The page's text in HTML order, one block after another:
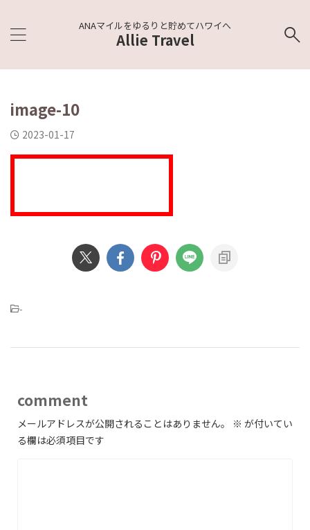
ANAマイルをゆるりと貯めてハワイへ
Allie Travel
image-10
2023-01-17
-
comment
メールアドレスが公開されることはありません。 ※ が付いてい
る欄は必須項目です